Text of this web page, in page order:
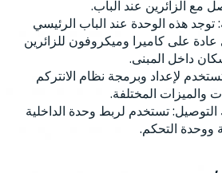
مع الزائرين عند الباب.
توجد هذه الوحدة عند الباب الرئيسي
عادة على كاميرا وميكروفون للزائرين
داخل المبنى.
لإعداد وبرمجة نظام الانتركم
والميزات المختلفة.
التوصيل: تستخدم لربط وحدة الداخلية
ووحدة التحكم.